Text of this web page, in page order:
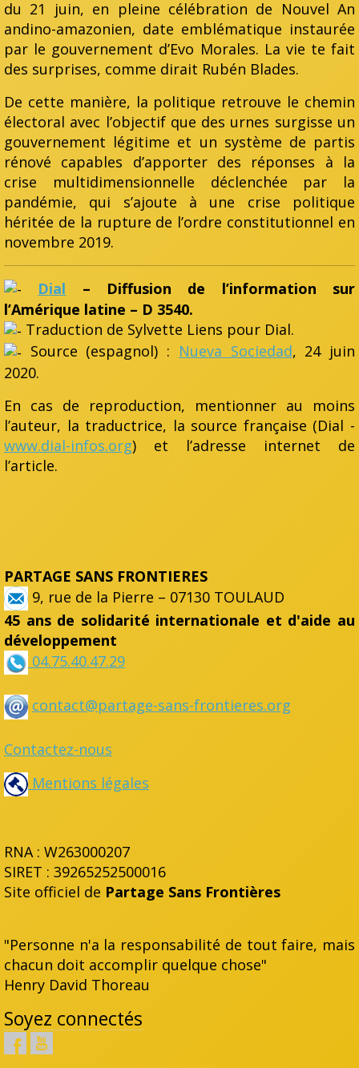
du 21 juin, en pleine célébration de Nouvel An
andino-amazonien, date emblématique instaurée
par le gouvernement d’Evo Morales. La vie te fait
des surprises, comme dirait Rubén Blades.
De cette manière, la politique retrouve le chemin
électoral avec l’objectif que des urnes surgisse un
gouvernement légitime et un système de partis
rénové capables d’apporter des réponses à la
crise multidimensionnelle déclenchée par la
pandémie, qui s’ajoute à une crise politique
héritée de la rupture de l’ordre constitutionnel en
novembre 2019.
Dial – Diffusion de l’information sur
l’Amérique latine – D 3540.
Traduction de Sylvette Liens pour Dial.
Source (espagnol) : Nueva Sociedad, 24 juin
2020.
En cas de reproduction, mentionner au moins
l’auteur, la traductrice, la source française (Dial -
www.dial-infos.org) et l’adresse internet de
l’article.
PARTAGE SANS FRONTIERES
9, rue de la Pierre – 07130 TOULAUD
45 ans de solidarité internationale et d'aide au
développement
04.75.40.47.29
contact@partage-sans-frontieres.org
Contactez-nous
Mentions légales
RNA : W263000207
SIRET : 39265252500016
Site officiel de Partage Sans Frontières
"Personne n'a la responsabilité de tout faire, mais
chacun doit accomplir quelque chose"
Henry David Thoreau
Soyez connectés